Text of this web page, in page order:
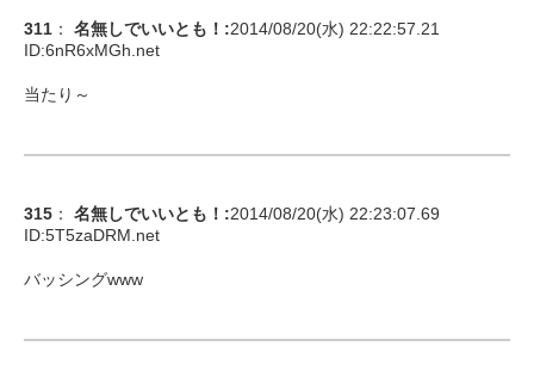
311 ： 名無しでいいとも！ :2014/08/20(水) 22:22:57.21
ID:6nR6xMGh.net
当たり～
315 ： 名無しでいいとも！ :2014/08/20(水) 22:23:07.69
ID:5T5zaDRM.net
バッシングwww